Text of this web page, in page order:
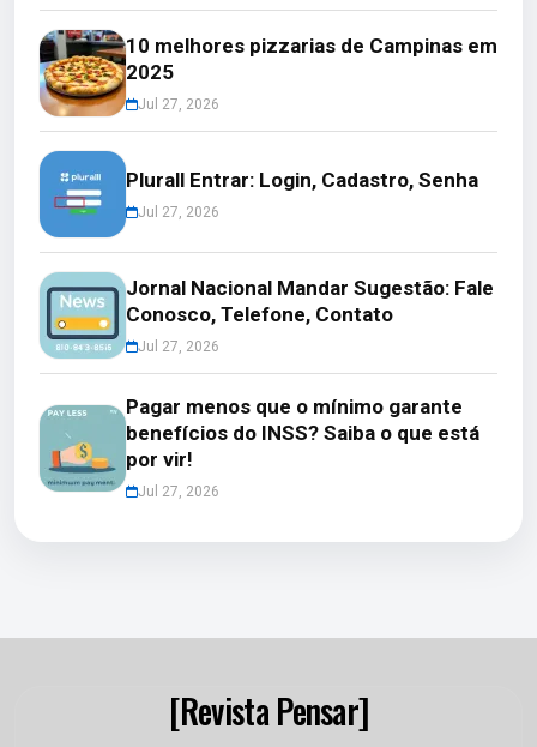
10 melhores pizzarias de Campinas em
2025
Jul 27, 2026
Plurall Entrar: Login, Cadastro, Senha
Jul 27, 2026
Jornal Nacional Mandar Sugestão: Fale
Conosco, Telefone, Contato
Jul 27, 2026
Pagar menos que o mínimo garante
benefícios do INSS? Saiba o que está
por vir!
Jul 27, 2026
[Revista Pensar]